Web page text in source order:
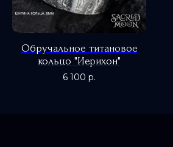
Обручальное титановое
кольцо "Иерихон"
6 100 р.